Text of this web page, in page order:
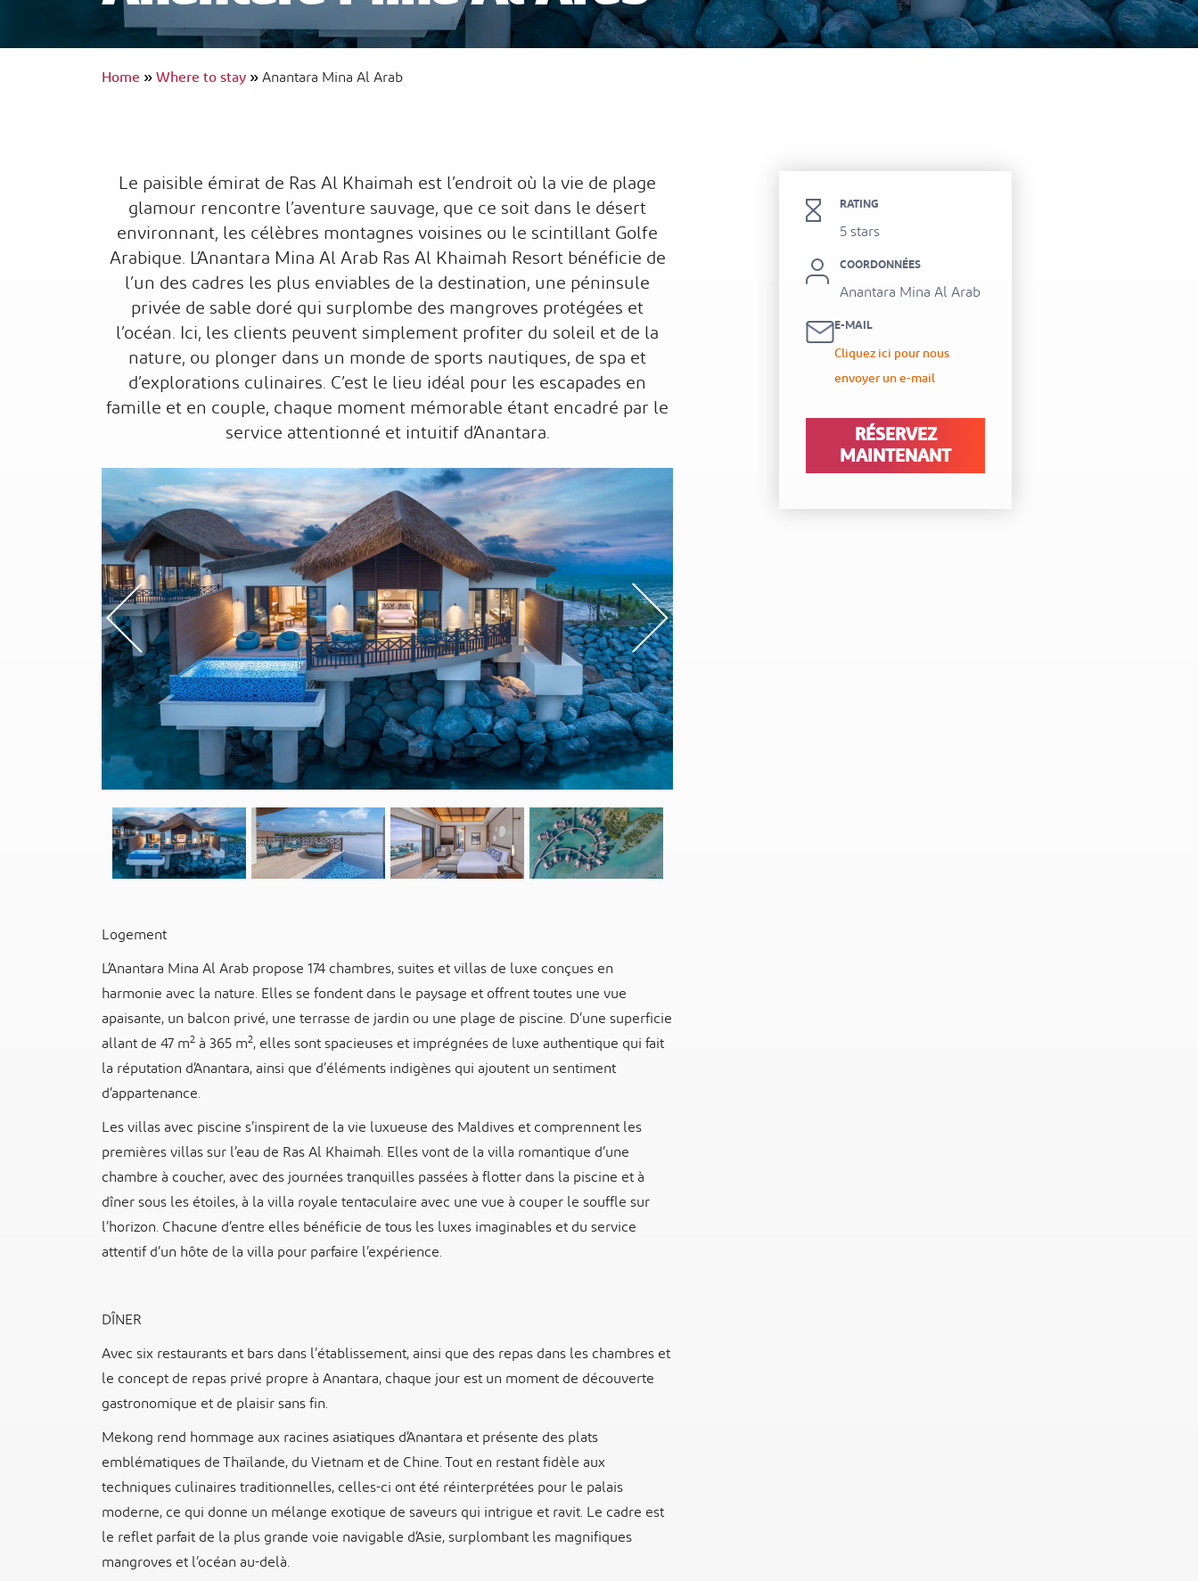
InterContinental Ras Al Khaimah Mina Al
Home»Where to stay»Anantara Mina Al Arab
Le paisible émirat de Ras Al Khaimah est l’endroit où la vie de plage
glamour rencontre l’aventure sauvage, que ce soit dans le désert
environnant, les célèbres montagnes voisines ou le scintillant Golfe
Arabique. L’Anantara Mina Al Arab Ras Al Khaimah Resort bénéficie de
l’un des cadres les plus enviables de la destination, une péninsule
privée de sable doré qui surplombe des mangroves protégées et
l’océan. Ici, les clients peuvent simplement profiter du soleil et de la
nature, ou plonger dans un monde de sports nautiques, de spa et
d’explorations culinaires. C’est le lieu idéal pour les escapades en
famille et en couple, chaque moment mémorable étant encadré par le
service attentionné et intuitif d’Anantara.
Previous Next
Logement
L’Anantara Mina Al Arab propose 174 chambres, suites et villas de luxe conçues en
harmonie avec la nature. Elles se fondent dans le paysage et offrent toutes une vue
apaisante, un balcon privé, une terrasse de jardin ou une plage de piscine. D’une superficie
allant de 47 m2à 365 m2, elles sont spacieuses et imprégnées de luxe authentique qui fait
la réputation d’Anantara, ainsi que d’éléments indigènes qui ajoutent un sentiment
d’appartenance.
Les villas avec piscine s’inspirent de la vie luxueuse des Maldives et comprennent les
premières villas sur l’eau de Ras Al Khaimah. Elles vont de la villa romantique d’une
chambre à coucher, avec des journées tranquilles passées à flotter dans la piscine et à
dîner sous les étoiles, à la villa royale tentaculaire avec une vue à couper le souffle sur
l’horizon. Chacune d’entre elles bénéficie de tous les luxes imaginables et du service
attentif d’un hôte de la villa pour parfaire l’expérience.
DÎNER
Avec six restaurants et bars dans l’établissement, ainsi que des repas dans les chambres et
le concept de repas privé propre à Anantara, chaque jour est un moment de découverte
gastronomique et de plaisir sans fin.
Mekong rend hommage aux racines asiatiques d’Anantara et présente des plats
emblématiques de Thaïlande, du Vietnam et de Chine. Tout en restant fidèle aux
techniques culinaires traditionnelles, celles-ci ont été réinterprétées pour le palais
moderne, ce qui donne un mélange exotique de saveurs qui intrigue et ravit. Le cadre est
le reflet parfait de la plus grande voie navigable d’Asie, surplombant les magnifiques
mangroves et l’océan au-delà.
RATING
5 stars
COORDONNÉES
Anantara Mina Al Arab
E-MAIL
Cliquez ici pour nous
envoyer un e-mail
RÉSERVEZ
MAINTENANT